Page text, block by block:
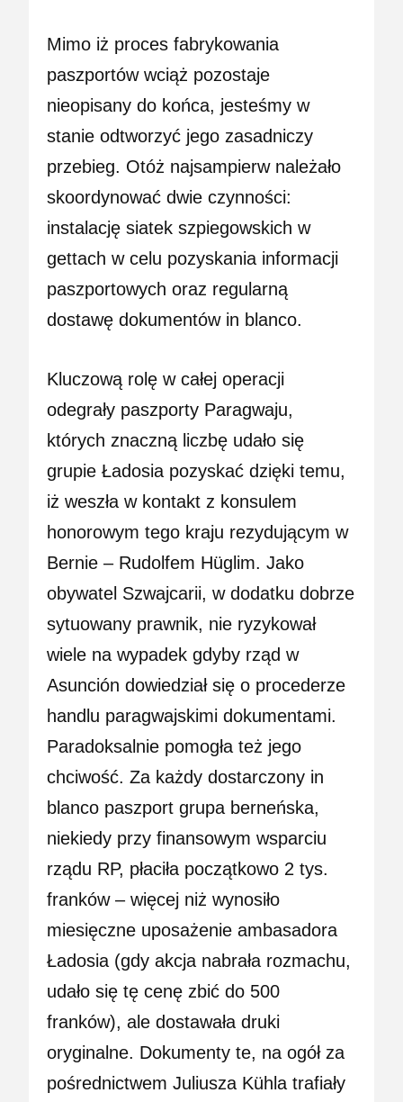
Mimo iż proces fabrykowania
paszportów wciąż pozostaje
nieopisany do końca, jesteśmy w
stanie odtworzyć jego zasadniczy
przebieg. Otóż najsampierw należało
skoordynować dwie czynności:
instalację siatek szpiegowskich w
gettach w celu pozyskania informacji
paszportowych oraz regularną
dostawę dokumentów in blanco.
Kluczową rolę w całej operacji
odegrały paszporty Paragwaju,
których znaczną liczbę udało się
grupie Ładosia pozyskać dzięki temu,
iż weszła w kontakt z konsulem
honorowym tego kraju rezydującym w
Bernie – Rudolfem Hüglim. Jako
obywatel Szwajcarii, w dodatku dobrze
sytuowany prawnik, nie ryzykował
wiele na wypadek gdyby rząd w
Asunción dowiedział się o procederze
handlu paragwajskimi dokumentami.
Paradoksalnie pomogła też jego
chciwość. Za każdy dostarczony in
blanco paszport grupa berneńska,
niekiedy przy finansowym wsparciu
rządu RP, płaciła początkowo 2 tys.
franków – więcej niż wynosiło
miesięczne uposażenie ambasadora
Ładosia (gdy akcja nabrała rozmachu,
udało się tę cenę zbić do 500
franków), ale dostawała druki
oryginalne. Dokumenty te, na ogół za
pośrednictwem Juliusza Kühla trafiały